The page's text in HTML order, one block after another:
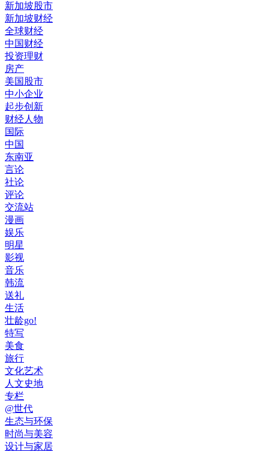
新加坡股市
新加坡财经
全球财经
中国财经
投资理财
房产
美国股市
中小企业
起步创新
财经人物
国际
中国
东南亚
言论
社论
评论
交流站
漫画
娱乐
明星
影视
音乐
韩流
送礼
生活
壮龄go!
特写
美食
旅行
文化艺术
人文史地
专栏
@世代
生态与环保
时尚与美容
设计与家居